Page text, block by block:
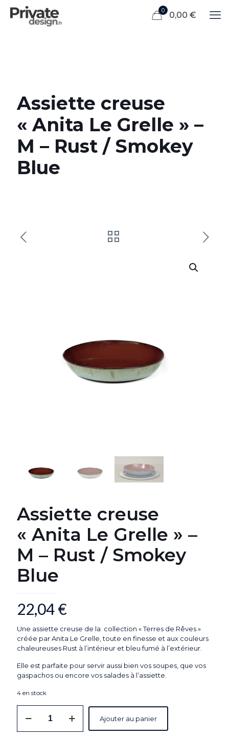
0 0,00 €
Assiette creuse
« Anita Le Grelle » –
M – Rust / Smokey
Blue
Assiette creuse
« Anita Le Grelle » –
M – Rust / Smokey
Blue
22,04€
Une assiette creuse de la collection « Terres de Rêves »
créée par Anita Le Grelle, toute en finesse et aux couleurs
chaleureuses Rust à l’intérieur et bleu fumé à l’extérieur.
Elle est parfaite pour servir aussi bien vos soupes, que vos
gaspachos ou encore vos salades à l’assiette.
4 en stock
Ajouter au panier